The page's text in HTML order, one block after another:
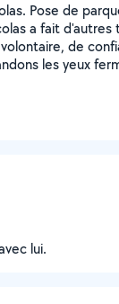
Pose de
a fait d'autres
de
les yeux
lui.